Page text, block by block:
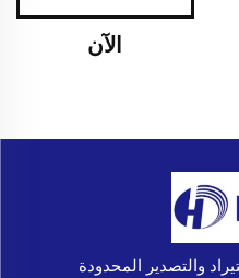
الآن
والتصدير المحدودة